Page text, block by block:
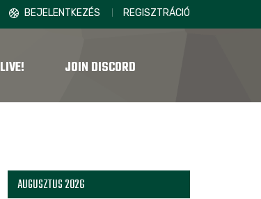
BEJELENTKEZÉS REGISZTRÁCIÓ
LIVE! JOIN DISCORD
AUGUSZTUS 2026